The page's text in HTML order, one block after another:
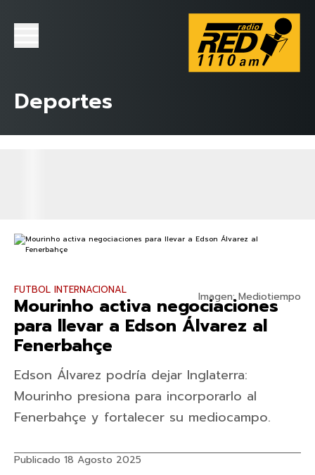
Deportes
Imagen: Mediotiempo
FUTBOL INTERNACIONAL
Mourinho activa negociaciones
para llevar a Edson Álvarez al
Fenerbahçe
Edson Álvarez podría dejar Inglaterra:
Mourinho presiona para incorporarlo al
Fenerbahçe y fortalecer su mediocampo.
Publicado 18 Agosto 2025